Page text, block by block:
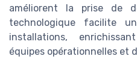
améliorent la prise de
technologique facilite
installations,
équipes opérationnelles et